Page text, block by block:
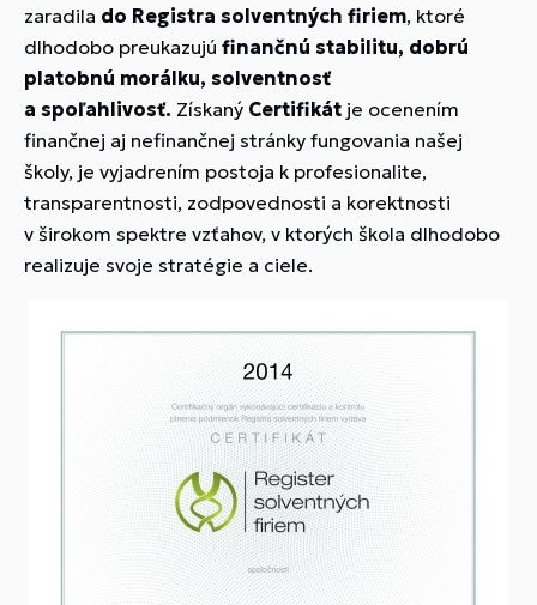
zaradila do Registra solventných firiem, ktoré
dlhodobo preukazujú finančnú stabilitu, dobrú
platobnú morálku, solventnosť
a spoľahlivosť. Získaný Certifikát je ocenením
finančnej aj nefinančnej stránky fungovania našej
školy, je vyjadrením postoja k profesionalite,
transparentnosti, zodpovednosti a korektnosti
v širokom spektre vzťahov, v ktorých škola dlhodobo
realizuje svoje stratégie a ciele.